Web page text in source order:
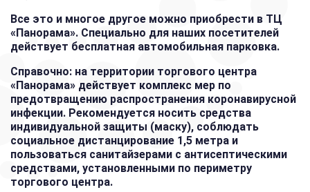
Все это и многое другое можно приобрести в ТЦ
«Панорама». Специально для наших посетителей
действует бесплатная автомобильная парковка.
Справочно: на территории торгового центра
«Панорама» действует комплекс мер по
предотвращению распространения коронавирусной
инфекции. Рекомендуется носить средства
индивидуальной защиты (маску), соблюдать
социальное дистанцирование 1,5 метра и
пользоваться санитайзерами с антисептическими
средствами, установленными по периметру
торгового центра.